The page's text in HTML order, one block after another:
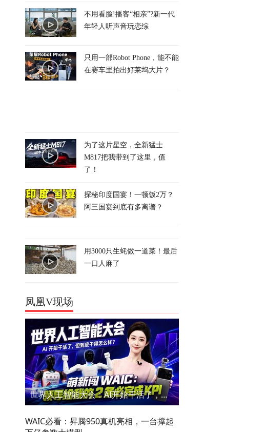
不用看脸!播客“相亲”?新一代
年轻人听声音玩恋综
只用一部Robot Phone，能不能
在赛车里拍出好莱坞大片？
为了这片星空，全新猛士
M817把我带到了这里，值
了！
探秘印度国宴！一顿饭2万？
阿三国宴到底有多离谱？
用3000只生蚝做一道菜！最后
一口人麻了
凤凰V现场
世界人工智能大会：AI开始干活了，但到底干的怎么样？萌新闯WAIC
WAIC必看：昇腾950真机亮相，一台撑起